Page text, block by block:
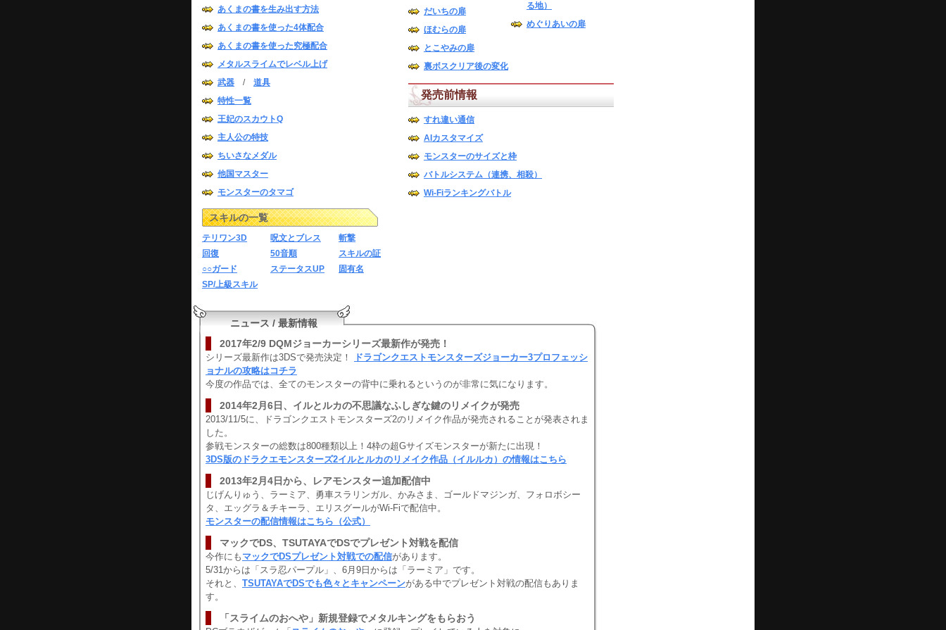
あくまの書を生み出す方法
あくまの書を使った4体配合
あくまの書を使った究極配合
メタルスライムでレベル上げ
武器 / 道具
特性一覧
王妃のスカウトQ
主人公の特技
ちいさなメダル
他国マスター
モンスターのタマゴ
スキルの一覧
テリワン3D 呪文とブレス
斬撃
回復
50音順
スキルの証
○○ガード
ステータスUP
固有名
SP/上級スキル
だいちの扉
ほむらの扉
とこやみの扉
裏ボスクリア後の変化
る地）
めぐりあいの扉
発売前情報
すれ違い通信
AIカスタマイズ
モンスターのサイズと枠
バトルシステム（連携、相殺）
Wi-Fiランキングバトル
ニュース / 最新情報
2017年2/9 DQMジョーカーシリーズ最新作が発売！
シリーズ最新作は3DSで発売決定！
ドラゴンクエストモンスターズジョーカー3プロフェッシ
ョナルの攻略はコチラ
今度の作品では、全てのモンスターの背中に乗れるというのが非常に気になります。
2014年2月6日、イルとルカの不思議なふしぎな鍵のリメイクが発売
2013/11/5に、ドラゴンクエストモンスターズ2のリメイク作品が発売されることが発表されま
した。
参戦モンスターの総数は800種類以上！4枠の超Gサイズモンスターが新たに出現！
3DS版のドラクエモンスターズ2イルとルカのリメイク作品（イルルカ）の情報はこちら
2013年2月4日から、レアモンスター追加配信中
じげんりゅう、ラーミア、勇車スラリンガル、かみさま、ゴールドマジンガ、フォロボシー
タ、エッグラ＆チキーラ、エリスグールがWi-Fiで配信中。
モンスターの配信情報はこちら（公式）
マックでDS、TSUTAYAでDSでプレゼント対戦を配信
今作にも マックでDSプレゼント対戦での配信があります。
5/31からは「スラ忍パープル」、6月9日からは「ラーミア」です。
それと、 TSUTAYAでDSでも色々とキャンペーンがある中でプレゼント対戦の配信もありま
す。
「スライムのおへや」新規登録でメタルキングをもらおう